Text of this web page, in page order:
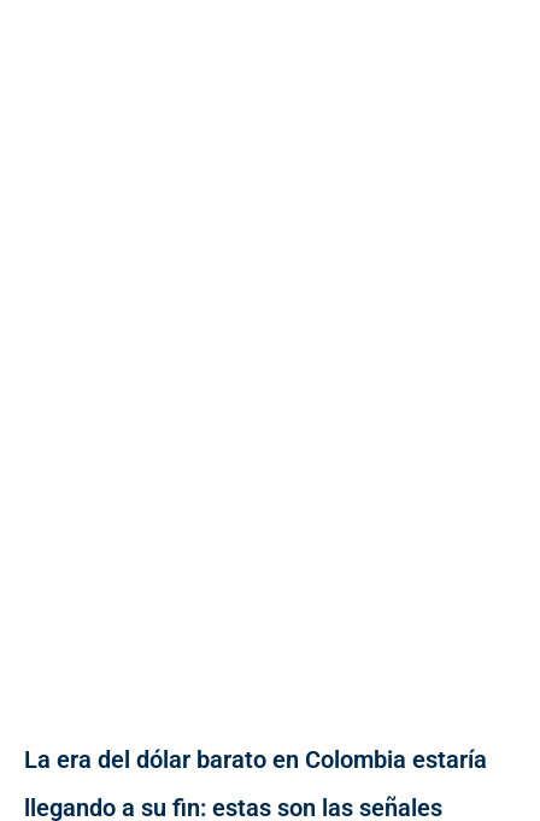
La era del dólar barato en Colombia estaría
llegando a su fin: estas son las señales